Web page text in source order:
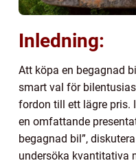
Inledning:
Att köpa en begagnad
smart val för
fordon till ett lägre pris.
en omfattande
begagnad bil”,
undersöka kvantitativa